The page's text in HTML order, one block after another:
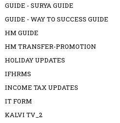
GUIDE - SURYA GUIDE
GUIDE - WAY TO SUCCESS GUIDE
HM GUIDE
HM TRANSFER-PROMOTION
HOLIDAY UPDATES
IFHRMS
INCOME TAX UPDATES
IT FORM
KALVI TV_2